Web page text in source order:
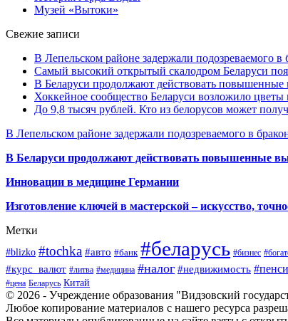
Музей «Вытоки»
Свежие записи
В Лепельском районе задержали подозреваемого в
Самый высокий открытый скалодром Беларуси
В Беларуси продолжают действовать
Хоккейное сообщество Беларуси возложило
До 9,8 тысяч рублей. Кто из белорусов может
В Лепельском районе задержали подозреваемого в
В Беларуси продолжают действовать повышенные
Инновации в медицине Германии
Изготовление ключей в мастерской – искусство,
Метки
#blizko #tochka #авто #банк #беларусь #бизнес
#курс_валют #литва #медицина #налог #недвижимость
#цена Беларусь Китай
© 2026 - Учреждение образования "Видзовский
Любое копирование материалов с нашего ресурса